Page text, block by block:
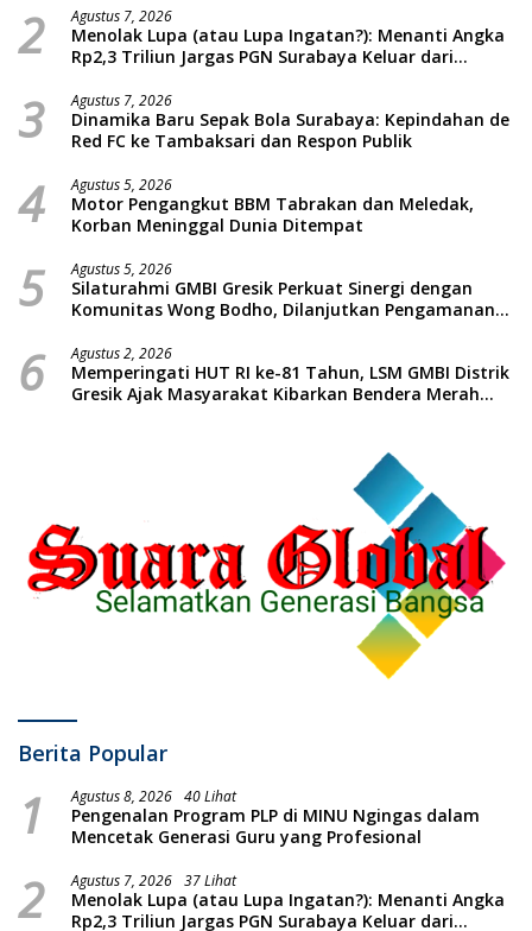
2 Agustus 7, 2026
Menolak Lupa (atau Lupa Ingatan?): Menanti Angka
Rp2,3 Triliun Jargas PGN Surabaya Keluar dari
3 Agustus 7, 2026
Dinamika Baru Sepak Bola Surabaya: Kepindahan de
Red FC ke Tambaksari dan Respon Publik
4 Agustus 5, 2026
Motor Pengangkut BBM Tabrakan dan Meledak,
Korban Meninggal Dunia Ditempat
5 Agustus 5, 2026
Silaturahmi GMBI Gresik Perkuat Sinergi dengan
Komunitas Wong Bodho, Dilanjutkan Pengamanan
Massal dan Santunan Anak Yatim
6 Agustus 2, 2026
Memperingati HUT RI ke-81 Tahun, LSM GMBI Distrik
Gresik Ajak Masyarakat Kibarkan Bendera Merah
Berita Popular
1 Agustus 8, 2026 40 Lihat
Pengenalan Program PLP di MINU Ngingas dalam
Mencetak Generasi Guru yang Profesional
2 Agustus 7, 2026 37 Lihat
Menolak Lupa (atau Lupa Ingatan?): Menanti Angka
Rp2,3 Triliun Jargas PGN Surabaya Keluar dari